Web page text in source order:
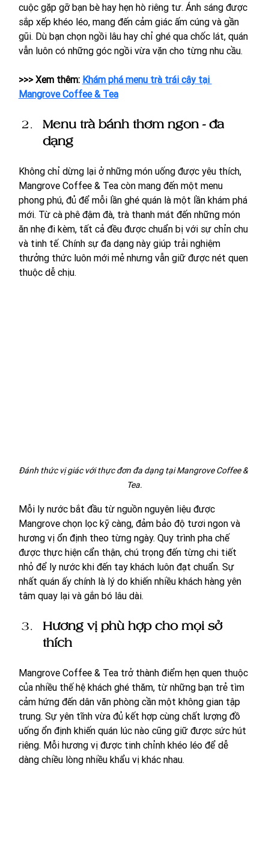
cuộc gặp gỡ bạn bè hay hẹn hò riêng tư. Ánh sáng được
sắp xếp khéo léo, mang đến cảm giác ấm cúng và gần
gũi. Dù bạn chọn ngồi lâu hay chỉ ghé qua chốc lát, quán
vẫn luôn có những góc ngồi vừa vặn cho từng nhu cầu.
>>> Xem thêm: Khám phá menu trà trái cây tại
Mangrove Coffee & Tea
Menu trà bánh thơm ngon - đa
dạng
Không chỉ dừng lại ở những món uống được yêu thích,
Mangrove Coffee & Tea còn mang đến một menu
phong phú, đủ để mỗi lần ghé quán là một lần khám phá
mới. Từ cà phê đậm đà, trà thanh mát đến những món
ăn nhẹ đi kèm, tất cả đều được chuẩn bị với sự chỉn chu
và tinh tế. Chính sự đa dạng này giúp trải nghiệm
thưởng thức luôn mới mẻ nhưng vẫn giữ được nét quen
thuộc dễ chịu.
Đánh thức vị giác với thực đơn đa dạng tại Mangrove Coffee &
Tea.
Mỗi ly nước bắt đầu từ nguồn nguyên liệu được
Mangrove chọn lọc kỹ càng, đảm bảo độ tươi ngon và
hương vị ổn định theo từng ngày. Quy trình pha chế
được thực hiện cẩn thận, chú trọng đến từng chi tiết
nhỏ để ly nước khi đến tay khách luôn đạt chuẩn. Sự
nhất quán ấy chính là lý do khiến nhiều khách hàng yên
tâm quay lại và gắn bó lâu dài.
Hương vị phù hợp cho mọi sở
thích
Mangrove Coffee & Tea trở thành điểm hẹn quen thuộc
của nhiều thế hệ khách ghé thăm, từ những bạn trẻ tìm
cảm hứng đến dân văn phòng cần một không gian tập
trung. Sự yên tĩnh vừa đủ kết hợp cùng chất lượng đồ
uống ổn định khiến quán lúc nào cũng giữ được sức hút
riêng. Mỗi hương vị được tinh chỉnh khéo léo để dễ
dàng chiều lòng nhiều khẩu vị khác nhau.